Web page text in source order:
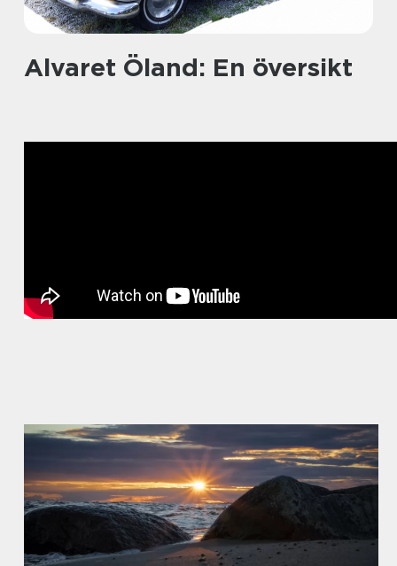
Alvaret Öland: En översikt